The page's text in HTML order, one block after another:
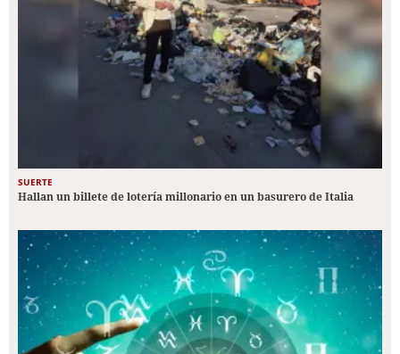
SUERTE
Hallan un billete de lotería millonario en un basurero de Italia